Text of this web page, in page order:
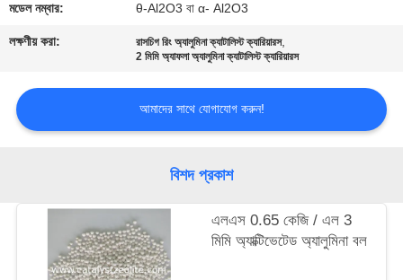
খবর
মামলা
PRIVACY
POLICY
মডেল নম্বার: θ-Al2O3 বা α- Al2O3
লক্ষণীয় করা: রাসচিগ রিং অ্যালুমিনা ক্যাটালিস্ট ক্যারিয়ারস,
2 মিমি অ্যাফলা অ্যালুমিনা ক্যাটালিস্ট ক্যারিয়ারস
আমাদের সাথে যোগাযোগ করুন!
বিশদ প্রকাশ
এলএস 0.65 কেজি / এল 3
মিমি অ্যাক্টিভেটেড অ্যালুমিনা বল